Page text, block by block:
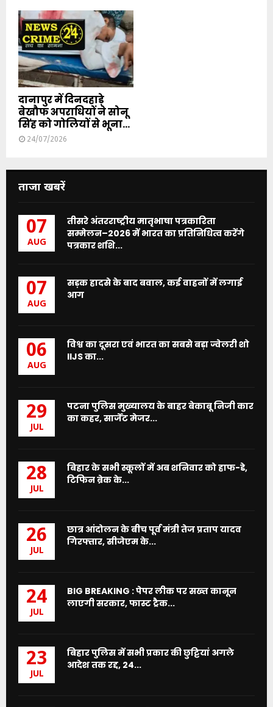
दानापुर में दिनदहाड़े
बेखौफ अपराधियों ने सोनू
सिंह को गोलियों से भूना...
24/07/2026
ताजा खबरें
07
AUG
तीसरे अंतरराष्ट्रीय मातृभाषा पत्रकारिता
सम्मेलन–2026 में भारत का प्रतिनिधित्व करेंगे
पत्रकार शशि...
07
AUG
सड़क हादसे के बाद बवाल, कई वाहनों में लगाई
आग
06
AUG
विश्व का दूसरा एवं भारत का सबसे बड़ा ज्वेलरी शो
IIJS का...
29
JUL
पटना पुलिस मुख्यालय के बाहर बेकाबू निजी कार
का कहर, सार्जेंट मेजर...
28
JUL
बिहार के सभी स्कूलों में अब शनिवार को हाफ-डे,
टिफिन ब्रेक के...
26
JUL
छात्र आंदोलन के बीच पूर्व मंत्री तेज प्रताप यादव
गिरफ्तार, सीजेएम के...
24
JUL
BIG BREAKING : पेपर लीक पर सख्त कानून
लाएगी सरकार, फास्ट ट्रैक...
23
JUL
बिहार पुलिस में सभी प्रकार की छुट्टियां अगले
आदेश तक रद्द, 24...